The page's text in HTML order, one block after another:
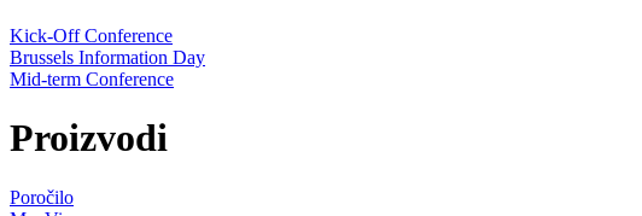
Kick-Off Conference
Brussels Information Day
Mid-term Conference
Proizvodi
Poročilo